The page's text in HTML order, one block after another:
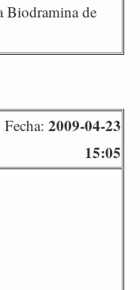
Biodramina de
Fecha: 2009-04-23
15:05